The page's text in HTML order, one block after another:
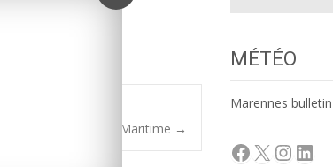
en Charente-Maritime →
MÉTÉO
Marennes
Facebook
X